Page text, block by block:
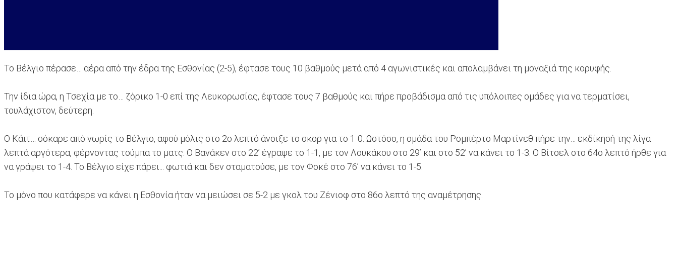
Το Βέλγιο πέρασε… αέρα από την έδρα της Εσθονίας (2-5), έφτασε τους 10 βαθμούς μετά από 4 αγωνιστικές και απολαμβάνει τη μοναξιά της κορυφής.
Την ίδια ώρα, η Τσεχία με το… ζόρικο 1-0 επί της Λευκορωσίας, έφτασε τους 7 βαθμούς και πήρε προβάδισμα από τις υπόλοιπες ομάδες για να τερματίσει,
τουλάχιστον, δεύτερη.
Ο Κάιτ… σόκαρε από νωρίς το Βέλγιο, αφού μόλις στο 2ο λεπτό άνοιξε το σκορ για το 1-0. Ωστόσο, η ομάδα του Ρομπέρτο Μαρτίνεθ πήρε την… εκδίκησή της λίγα
λεπτά αργότερα, φέρνοντας τούμπα το ματς. Ο Βανάκεν στο 22’ έγραψε το 1-1, με τον Λουκάκου στο 29’ και στο 52’ να κάνει το 1-3. Ο Βίτσελ στο 64ο λεπτό ήρθε για
να γράψει το 1-4. Το Βέλγιο είχε πάρει... φωτιά και δεν σταματούσε, με τον Φοκέ στο 76’ να κάνει το 1-5.
Το μόνο που κατάφερε να κάνει η Εσθονία ήταν να μειώσει σε 5-2 με γκολ του Ζένιοφ στο 86ο λεπτό της αναμέτρησης.